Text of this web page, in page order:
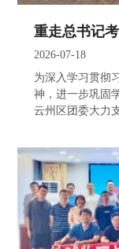
重走总书记
2026-07-18
为深入学习贯彻
神，进一步巩固
云州区团委大力